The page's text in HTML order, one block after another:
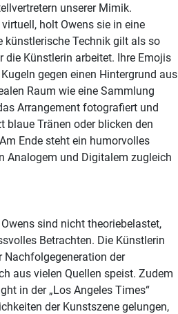
unserer Mimik.
holt Owens sie in eine
künstlerische Technik gilt als so
Künstlerin arbeitet. Ihre Emojis
gegen einen Hintergrund aus
Raum wie eine Sammlung
Arrangement fotografiert und
blaue Tränen oder blicken den
Ende steht ein humorvolles
Analogem und Digitalem zugleich
sind nicht theoriebelastet,
Betrachten. Die Künstlerin
Nachfolgegeneration der
aus vielen Quellen speist. Zudem
in der „Los Angeles Times“
der Kunstszene gelungen,